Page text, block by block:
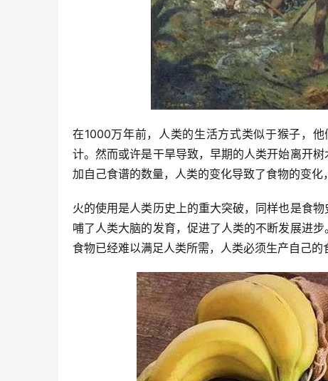
在1000万年前，人类的生活方式类似于猴子，
计。然而或许是干旱导致，早期的人类开始离开
加自己食谱的数量，人类的变化导致了食物的变化
火的使用是人类历史上的重大突破，同样也是食
哺了人类大脑的发育，促进了人类的不断发展进
食物已经难以满足人类所需，人类必须生产自己